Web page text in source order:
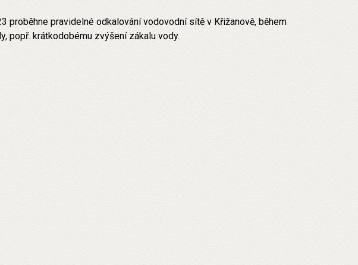
proběhne pravidelné odkalování vodovodní sítě v Křižanově, během
popř. krátkodobému zvýšení zákalu vody.